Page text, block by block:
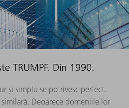
TRUMPF. Din 1990.
și simplu se potrivesc perfect.
Deoarece domeniile lor